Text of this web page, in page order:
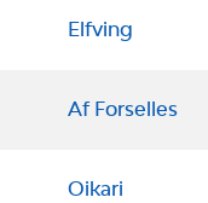
Elfving
Af Forselles
Oikari